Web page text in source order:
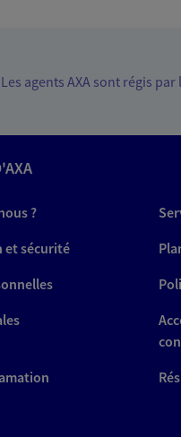
agents AXA sont régis par
?
et sécurité